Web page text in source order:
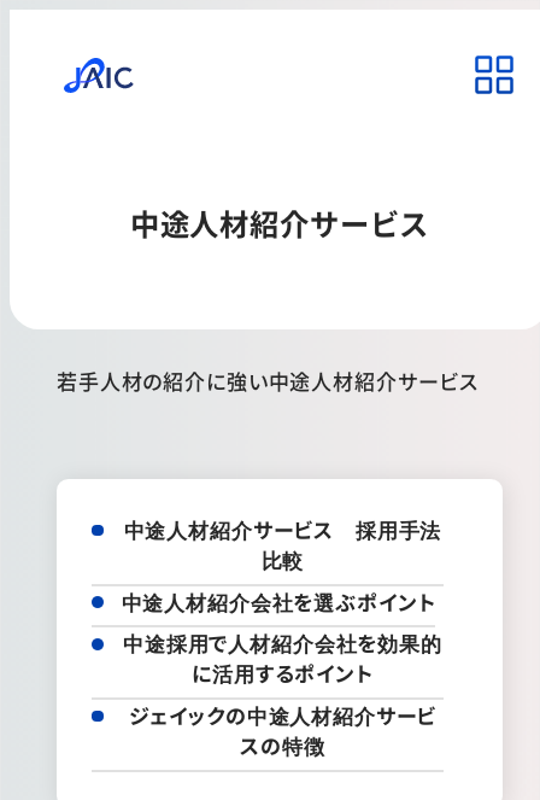
中途人材紹介サービス
若手人材の紹介に強い中途人材紹介サービス
中途人材紹介サービス 採用手法
比較
中途人材紹介会社を選ぶポイント
中途採用で人材紹介会社を効果的
に活用するポイント
ジェイックの中途人材紹介サービ
スの特徴